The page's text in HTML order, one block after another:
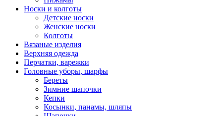
Носки и колготы
Детские носки
Женские носки
Колготы
Вязаные изделия
Верхняя одежда
Перчатки, варежки
Головные уборы, шарфы
Береты
Зимние шапочки
Кепки
Косынки, панамы, шляпы